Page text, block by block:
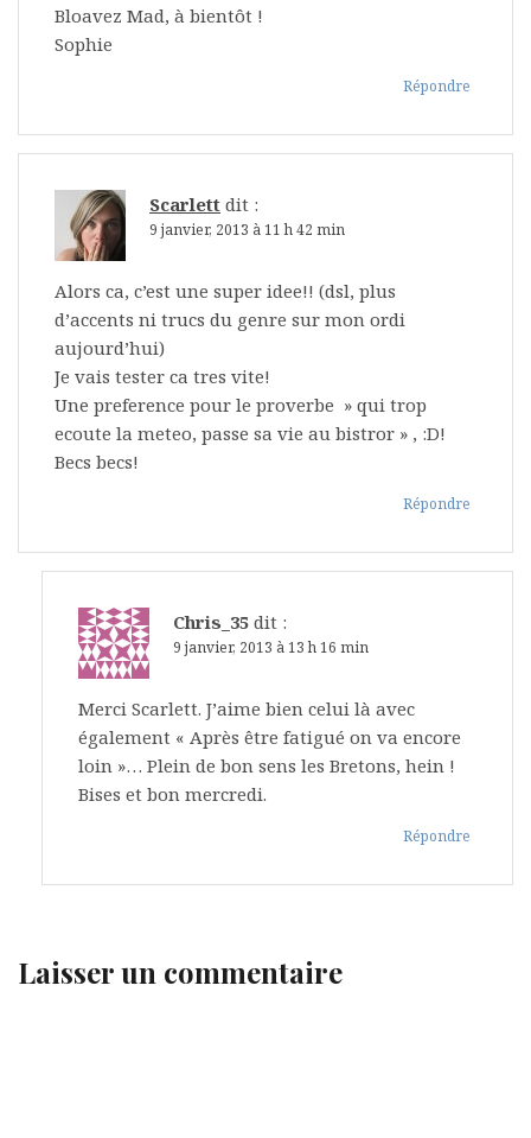
Bloavez Mad, à bientôt !
Sophie
Répondre
Scarlett dit :
9 janvier, 2013 à 11 h 42 min
Alors ca, c’est une super idee!! (dsl, plus
d’accents ni trucs du genre sur mon ordi
aujourd’hui)
Je vais tester ca tres vite!
Une preference pour le proverbe » qui trop
ecoute la meteo, passe sa vie au bistror » , :D!
Becs becs!
Répondre
Chris_35 dit :
9 janvier, 2013 à 13 h 16 min
Merci Scarlett. J’aime bien celui là avec
également « Après être fatigué on va encore
loin »… Plein de bon sens les Bretons, hein !
Bises et bon mercredi.
Répondre
Laisser un commentaire